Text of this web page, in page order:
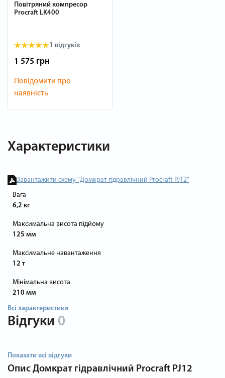
Повітряний компресор
Procraft LK400
1 відгуків
1 575 грн
Повідомити про
наявність
Характеристики
Завантажити схему "Домкрат гідравлічний Procraft PJ12"
Вага
6,2 кг
Максимальна висота підйому
125 мм
Максимальне навантаження
12 т
Мінімальна висота
210 мм
Всі характеристики
Відгуки 0
Показати всі відгуки
Опис Домкрат гідравлічний Procraft PJ12